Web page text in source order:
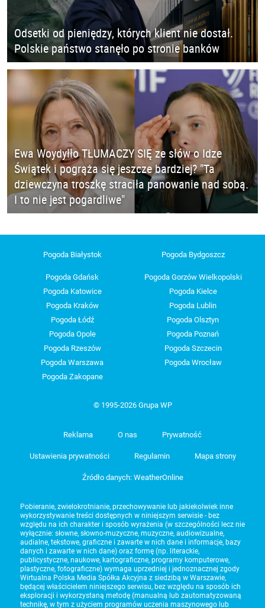
Odsetki od pieniędzy, których klient nie dostał.
Polskie państwo stanęło po stronie banków
Ewa Woydyłło TŁUMACZY SIĘ ze słów o Idze
Świątek i pogrąża się jeszcze bardziej? "Ta
dziewczyna troszkę straciła panowanie nad sobą.
I to nie jest pogardliwe"
Pogoda Białystok Pogoda Bydgoszcz
Pogoda Gdańsk
Pogoda Gorzów Wielkopolski
Pogoda Katowice
Pogoda Kielce
Pogoda Kraków
Pogoda Lublin
Pogoda Łódź
Pogoda Olsztyn
Pogoda Opole
Pogoda Poznań
Pogoda Rzeszów
Pogoda Szczecin
Pogoda Warszawa
Pogoda Wrocław
Pogoda Zakopane
© 1995-2026 Grupa WP
Reklama O nas Prywatność
Ustawienia prywatności Regulamin Mapa strony
Źródło danych: WeatherOnline
Pobieranie, zwielokrotnianie, przechowywanie lub jakiekolwiek inne
wykorzystywanie treści dostępnych w niniejszym serwisie - bez
względu na ich charakter i sposób wyrażenia (w szczególności lecz nie
wyłącznie: słowne, słowno-muzyczne, muzyczne, audiowizualne,
audialne, tekstowe, graficzne i zawarte w nich dane i informacje, bazy
danych i zawarte w nich dane) oraz formę (np. literackie,
publicystyczne, naukowe, kartograficzne, programy komputerowe,
plastyczne, fotograficzne) wymaga uprzedniej i jednoznacznej zgody
Wirtualna Polska Media Spółka Akcyjna z siedzibą w Warszawie,
będącej właścicielem niniejszego serwisu, bez względu na sposób ich
eksploracji i wykorzystaną metodę (manualną lub zautomatyzowaną
technikę, w tym z użyciem programów uczenia maszynowego lub